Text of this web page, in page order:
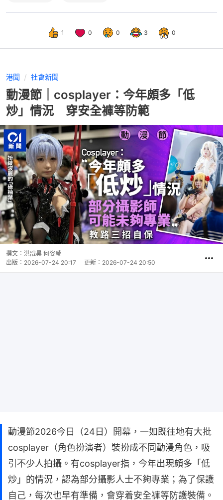
1 0 0 3 0
港聞 社會新聞
動漫節｜cosplayer：今年頗多「低
炒」情況 穿安全褲等防範
撰文： 洪戩昊 何姿瑩
出版： 2026-07-24 20:17 更新： 2026-07-24 20:50
動漫節2026今日（24日）開幕，一如既往地有大批
cosplayer（角色扮演者）裝扮成不同動漫角色，吸
引不少人拍攝。有cosplayer指，今年出現頗多「低
炒」的情況，認為部分攝影人士不夠專業；為了保護
自己，每次也早有準備，會穿着安全褲等防護裝備。